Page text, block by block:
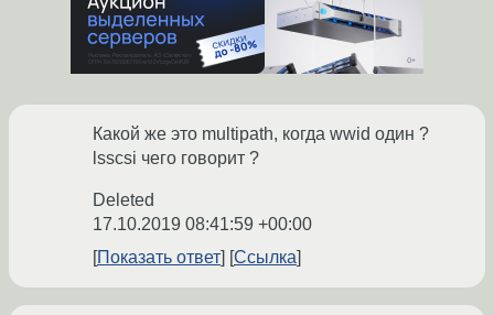
Какой же это multipath, когда wwid один ?
lsscsi чего говорит ?
Deleted
17.10.2019 08:41:59 +00:00
Показать ответ
Ссылка